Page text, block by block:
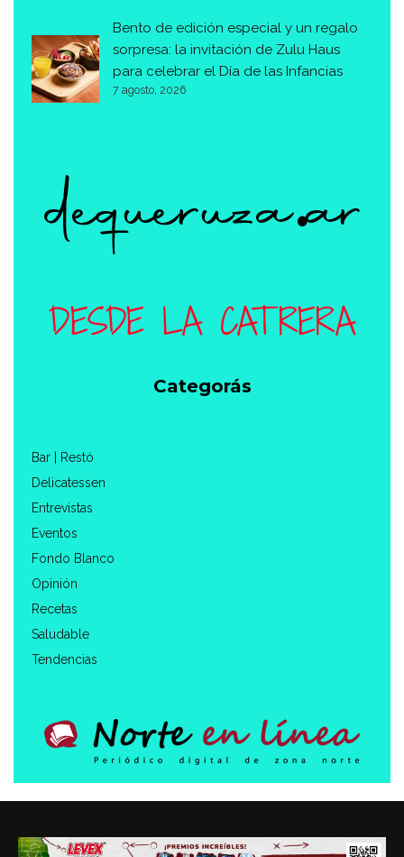
Bento de edición especial y un regalo
sorpresa: la invitación de Zulu Haus
para celebrar el Día de las Infancias
7 agosto, 2026
Categorás
Bar | Restó
Delicatessen
Entrevistas
Eventos
Fondo Blanco
Opinión
Recetas
Saludable
Tendencias